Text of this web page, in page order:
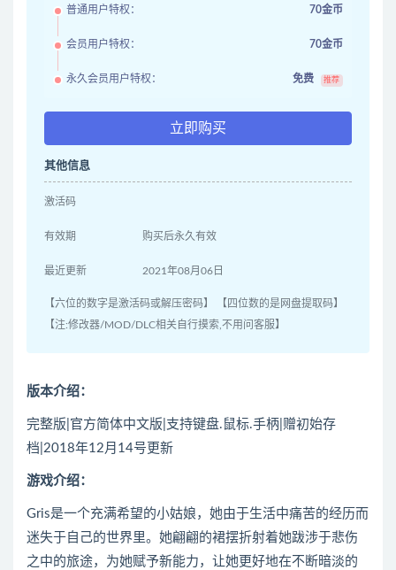
普通用户特权： 70金币
会员用户特权： 70金币
永久会员用户特权： 免费 推荐
立即购买
其他信息
激活码
有效期 购买后永久有效
最近更新 2021年08月06日
【六位的数字是激活码或解压密码】 【四位数的是网盘提取码】
【注:修改器/MOD/DLC相关自行摸索,不用问客服】
版本介绍：
完整版|官方简体中文版|支持键盘.鼠标.手柄|赠初始存
档|2018年12月14号更新
游戏介绍：
Gris是一个充满希望的小姑娘，她由于生活中痛苦的经历而
迷失于自己的世界里。她翩翩的裙摆折射着她跋涉于悲伤
之中的旅途，为她赋予新能力，让她更好地在不断暗淡的